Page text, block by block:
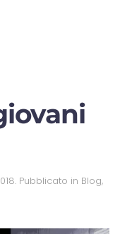
. Pubblicato in Blog,